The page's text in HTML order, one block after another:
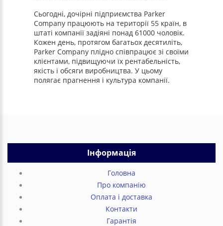
Сьогодні, дочірні підприємства Parker
Company працюють на території 55 країн, в
штаті компанії задіяні понад 61000 чоловік.
Кожен день, протягом багатьох десятиліть,
Parker Company плідно співпрацює зі своїми
клієнтами, підвищуючи їх рентабельність,
якість і обсяги виробництва. У цьому
полягає прагнення і культура компанії.
Інформація
Головна
Про компанію
Оплата і доставка
Контакти
Гарантія